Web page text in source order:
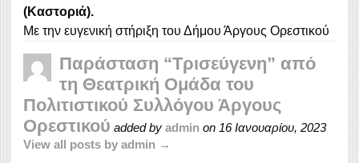
(Καστοριά).
Με την ευγενική στήριξη του Δήμου Άργους Ορεστικού
Παράσταση “Τρισεύγενη” από
τη Θεατρική Ομάδα του
Πολιτιστικού Συλλόγου Άργους
Ορεστικού added by admin on 16 Ιανουαρίου, 2023
View all posts by admin →